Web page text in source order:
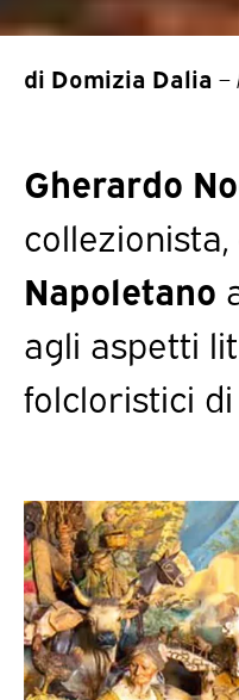
di Domizia Dalia –
Gherardo
Napoletano
agli aspetti
folcloristici